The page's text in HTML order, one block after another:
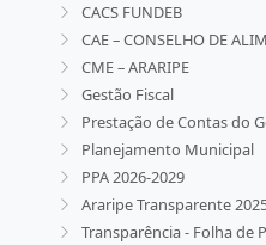
CACS FUNDEB
CAE – CONSELHO DE
CME – ARARIPE
Gestão Fiscal
Prestação de Contas do
Planejamento Municipal
PPA 2026-2029
Araripe Transparente
Transparência - Folha de